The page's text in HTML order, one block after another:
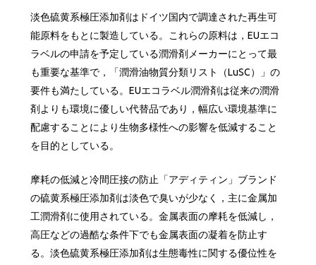
淡色硫黄系極圧添加剤はドイツ国内で調達された再生可
能原料をもとに製造している。これらの原料は，EUエコ
ラベルの申請を予定している潤滑剤メーカーにとって最
も重要な基準で，「潤滑油物質分類リスト（LuSC）」の
要件も満たしている。EUエコラベル潤滑剤は従来の潤滑
剤よりも環境に優しい代替品であり，幅広い環境基準に
配慮することにより生物多様性への影響を低減すること
を目的としている。
摩耗の低減と冷間圧接の防止「アディティン」ブランド
の硫黄系極圧添加剤は淡色で臭いが少なく，主に金属加
工潤滑剤に使用されている。金属表面の摩耗を低減し，
高圧などの過酷な条件下でも金属表面の凝着を防止す
る。淡色硫黄系極圧添加剤は生態毒性に関する優位性を